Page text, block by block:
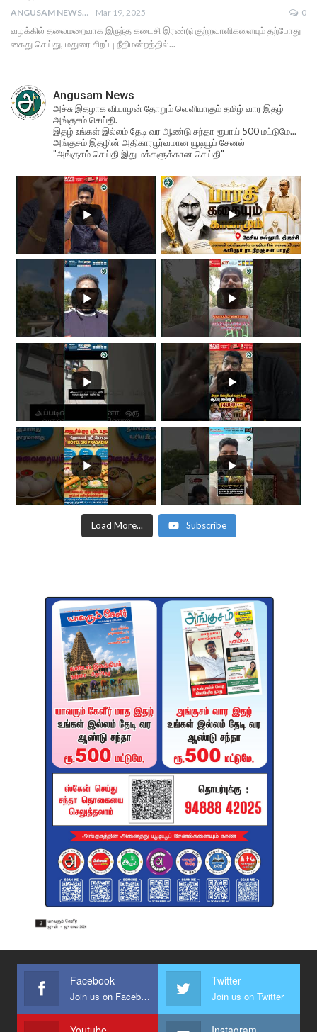
ANGUSAM NEWS Mar 19, 2025 0
வழக்கில் தலைமறைவாக இருந்த கடைசி இரண்டு குற்றவாளிகளையும் தற்போது
கைது செய்து, மதுரை சிறப்பு நீதிமன்றத்தில்...
Angusam News
அச்சு இதழாக வியாழன் தோறும் வெளியாகும் தமிழ் வார இதழ்
அங்குசம் செய்தி.
இதழ் உங்கள் இல்லம் தேடி வர ஆண்டு சந்தா ரூபாய் 500 மட்டுமே...
அங்குசம் இதழின் அதிகாரபூர்வமான யூடியூப் சேனல்
"அங்குசம் செய்தி இது மக்களுக்கான செய்தி"
Load More... Subscribe
Facebook
Join us on Facebook
Twitter
Join us on Twitter